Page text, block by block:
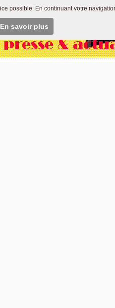
presse &
possible. En continuant votre
En savoir plus